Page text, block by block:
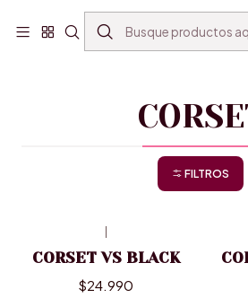
ENVÍO GRATIS SANTIAGO(*) POR
Inicio VESTUARIO
FILTROS
|
CORSET VS BLACK
$24.990